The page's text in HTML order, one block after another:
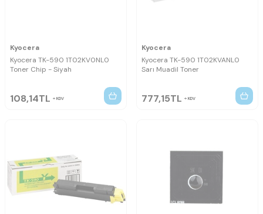
Kyocera
Kyocera TK-590 1T02KV0NL0
Toner Chip - Siyah
108,14TL KDV
Kyocera
Kyocera TK-590 1T02KVANL0
Sarı Muadil Toner
777,15TL KDV